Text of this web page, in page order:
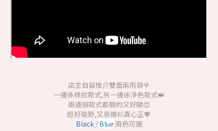
店主自留推介雙面兩用袋🌹
一邊係條紋款式,另一邊係淨色款式👑
兩邊個款式都簡約又好睇😍
超好裝野,又易襯衫真心正💖
Black/ Blue 兩色可選